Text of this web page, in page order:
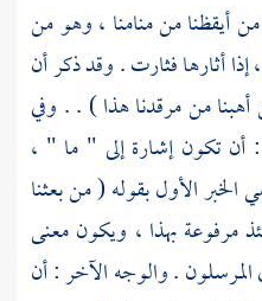
أيقظنا من منامنا ، وهو من
أثارها فثارت . وقد ذكر أن
من مرقدنا هذا ) . . وفي
تكون إشارة إلى " ما " ،
الأول بقوله ( من بعثنا
مرفوعة بهذا ، ويكون معنى
. والوجه الآخر : أن